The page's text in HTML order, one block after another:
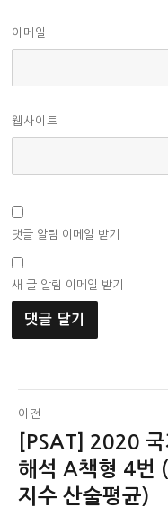
이메일
웹사이트
댓글 알림 이메일 받기
새 글 알림 이메일 받기
글
탐
색
이전
이
전
글:
[PSAT] 2020
해석 A책형 4번
지수 산술평균)